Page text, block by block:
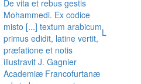
De vita et rebus gestis
Mohammedi. Ex codice
misto [...] textum arabicum
primus edidit, latine vertit,
præfatione et notis
illustravit J. Gagnier
L
Academiæ Francofurtanæ